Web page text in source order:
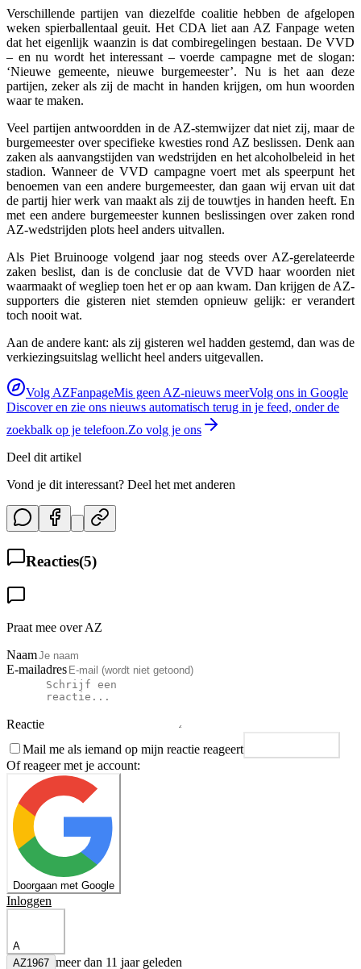
Verschillende partijen van diezelfde coalitie hebben de afgelopen
weken spierballentaal geuit. Het CDA liet aan AZ Fanpage weten
dat het eigenlijk waanzin is dat combiregelingen bestaan. De VVD
– en nu wordt het interessant – voerde campagne met de slogan:
‘Nieuwe gemeente, nieuwe burgemeester’. Nu is het aan deze
partijen, zeker als zij de macht in handen krijgen, om hun woorden
waar te maken.
Veel partijen antwoordden in de AZ-stemwijzer dat niet zij, maar de
burgemeester over specifieke kwesties rond AZ beslissen. Denk aan
zaken als aanvangstijden van wedstrijden en het alcoholbeleid in het
stadion. Wanneer de VVD campagne voert met als speerpunt het
benoemen van een andere burgemeester, dan gaan wij ervan uit dat
de partij hier werk van maakt als zij de touwtjes in handen heeft. En
met een andere burgemeester kunnen beslissingen over zaken rond
AZ-wedstrijden plots heel anders uitvallen.
Als Piet Bruinooge volgend jaar nog steeds over AZ-gerelateerde
zaken beslist, dan is de conclusie dat de VVD haar woorden niet
waarmaakt of wegliep toen het er op aan kwam. Dan krijgen de AZ-
supporters die gisteren niet stemden opnieuw gelijk: er verandert
toch nooit wat.
Aan de andere kant: als zij gisteren wel hadden gestemd, dan was de
verkiezingsuitslag wellicht heel anders uitgevallen.
Volg AZFanpageMis geen AZ-nieuws meerVolg ons in Google
Discover en zie ons nieuws automatisch terug in je feed, onder de
zoekbalk op je telefoon.Zo volg je ons
Deel dit artikel
Vond je dit interessant? Deel het met anderen
Reacties(5)
Praat mee over AZ
Naam
E-mailadres
Reactie
Mail me als iemand op mijn reactie reageert
Of reageer met je account:
Doorgaan met Google
Inloggen
A
AZ1967 meer dan 11 jaar geleden